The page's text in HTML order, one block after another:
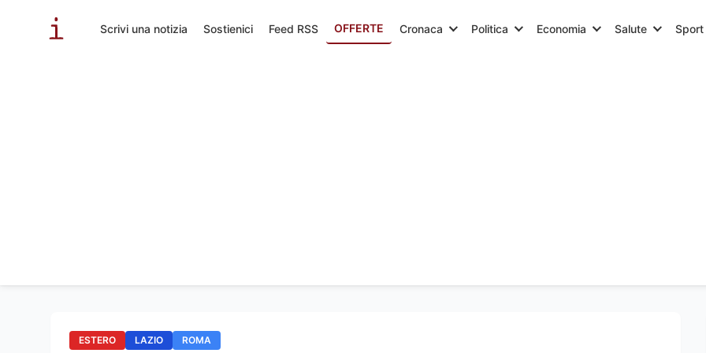
Scrivi una notizia Sostienici Feed RSS OFFERTE Cronaca Politica Economia Salute Sport
ESTERO LAZIO ROMA